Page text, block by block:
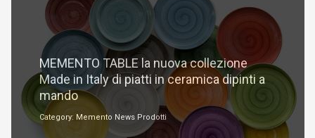
Maggio 29, 2024
MEMENTO TABLE la nuova collezione
Made in Italy di piatti in ceramica dipinti a
mando
Category: Memento News Prodotti